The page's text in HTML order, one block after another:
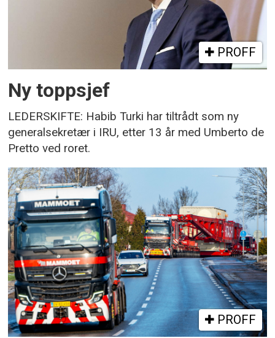
PROFF
Ny toppsjef
LEDERSKIFTE: Habib Turki har tiltrådt som ny
generalsekretær i IRU, etter 13 år med Umberto de
Pretto ved roret.
PROFF